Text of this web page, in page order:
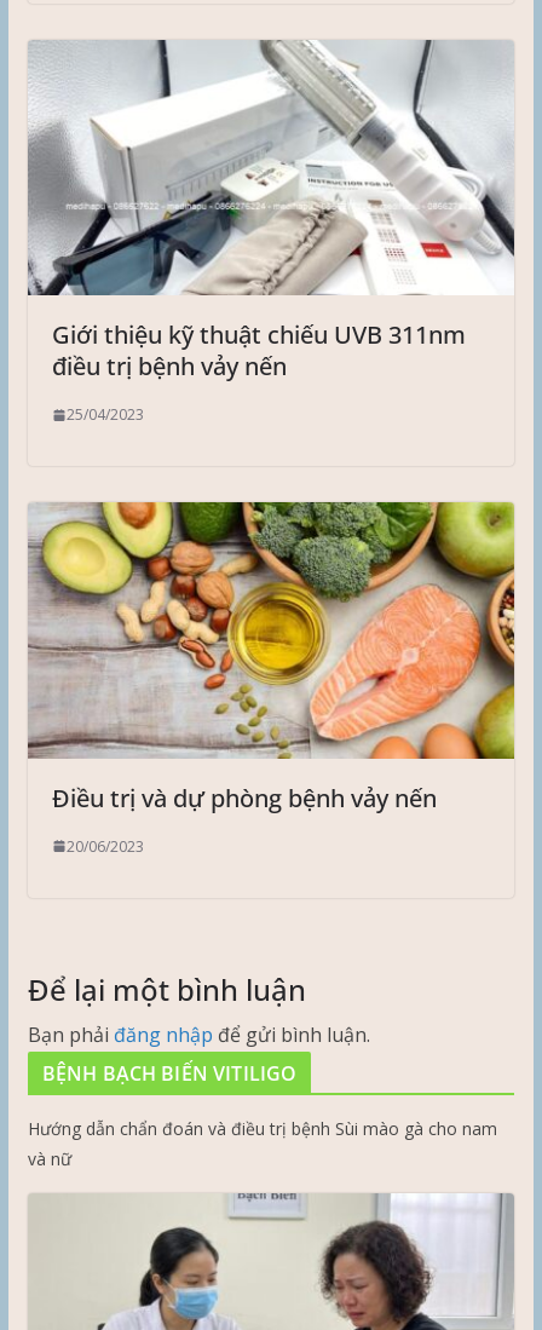
Giới thiệu kỹ thuật chiếu UVB 311nm
điều trị bệnh vảy nến
25/04/2023
Điều trị và dự phòng bệnh vảy nến
20/06/2023
Để lại một bình luận
Bạn phải đăng nhập để gửi bình luận.
BỆNH BẠCH BIẾN VITILIGO
Hướng dẫn chẩn đoán và điều trị bệnh Sùi mào gà cho nam
và nữ